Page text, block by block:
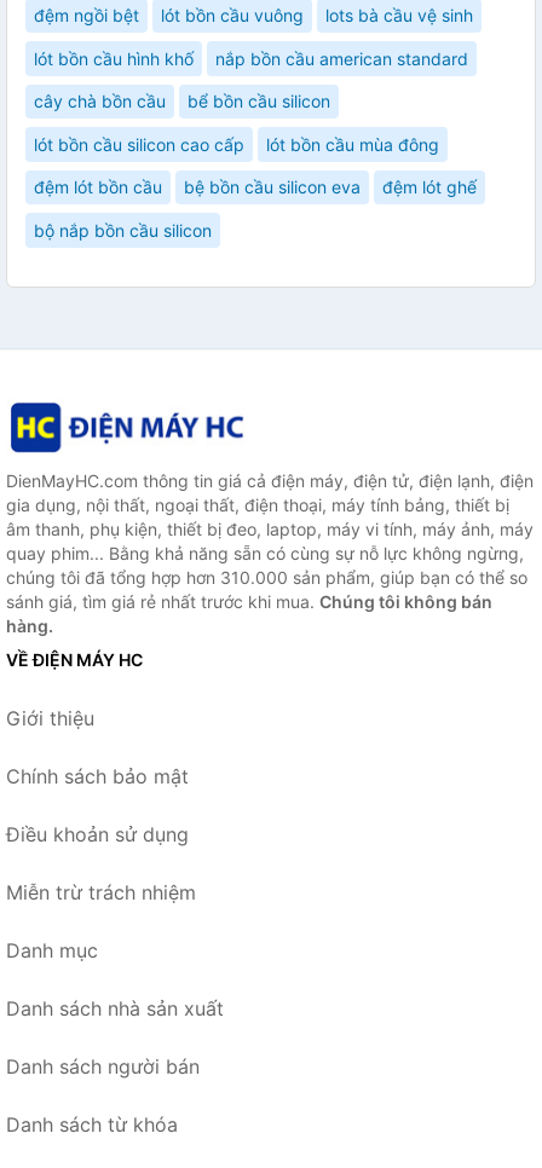
đệm ngồi bệt lót bồn cầu vuông lots bà cầu vệ sinh
lót bồn cầu hình khố nắp bồn cầu american standard
cây chà bồn cầu bể bồn cầu silicon
lót bồn cầu silicon cao cấp lót bồn cầu mùa đông
đệm lót bồn cầu bệ bồn cầu silicon eva đệm lót ghế
bộ nắp bồn cầu silicon
DienMayHC.com thông tin giá cả điện máy, điện tử, điện lạnh, điện
gia dụng, nội thất, ngoại thất, điện thoại, máy tính bảng, thiết bị
âm thanh, phụ kiện, thiết bị đeo, laptop, máy vi tính, máy ảnh, máy
quay phim... Bằng khả năng sẵn có cùng sự nỗ lực không ngừng,
chúng tôi đã tổng hợp hơn 310.000 sản phẩm, giúp bạn có thể so
sánh giá, tìm giá rẻ nhất trước khi mua. Chúng tôi không bán
hàng.
VỀ ĐIỆN MÁY HC
Giới thiệu
Chính sách bảo mật
Điều khoản sử dụng
Miễn trừ trách nhiệm
Danh mục
Danh sách nhà sản xuất
Danh sách người bán
Danh sách từ khóa